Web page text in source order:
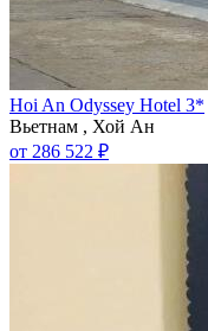
Hoi An Odyssey Hotel 3*
Вьетнам , Хой Ан
от 286 522 ₽